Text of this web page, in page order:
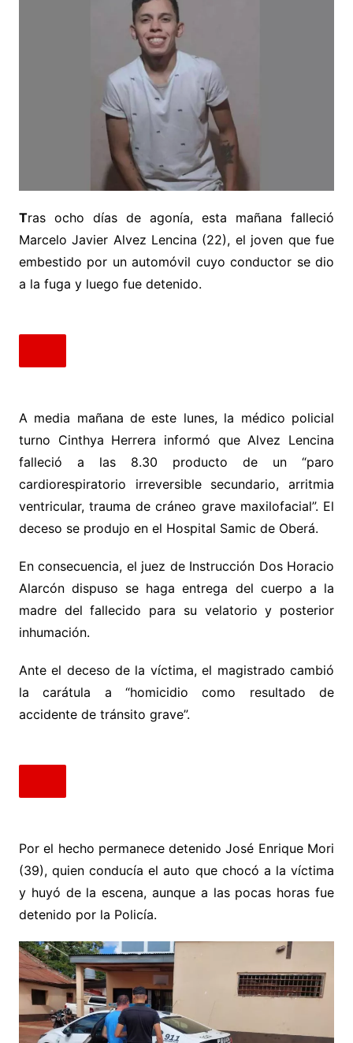
Tras ocho días de agonía, esta mañana falleció
Marcelo Javier Alvez Lencina (22), el joven que fue
embestido por un automóvil cuyo conductor se dio
a la fuga y luego fue detenido.
A media mañana de este lunes, la médico policial
turno Cinthya Herrera informó que Alvez Lencina
falleció a las 8.30 producto de un “paro
cardiorespiratorio irreversible secundario, arritmia
ventricular, trauma de cráneo grave maxilofacial”. El
deceso se produjo en el Hospital Samic de Oberá.
En consecuencia, el juez de Instrucción Dos Horacio
Alarcón dispuso se haga entrega del cuerpo a la
madre del fallecido para su velatorio y posterior
inhumación.
Ante el deceso de la víctima, el magistrado cambió
la carátula a “homicidio como resultado de
accidente de tránsito grave”.
Por el hecho permanece detenido José Enrique Mori
(39), quien conducía el auto que chocó a la víctima
y huyó de la escena, aunque a las pocas horas fue
detenido por la Policía.